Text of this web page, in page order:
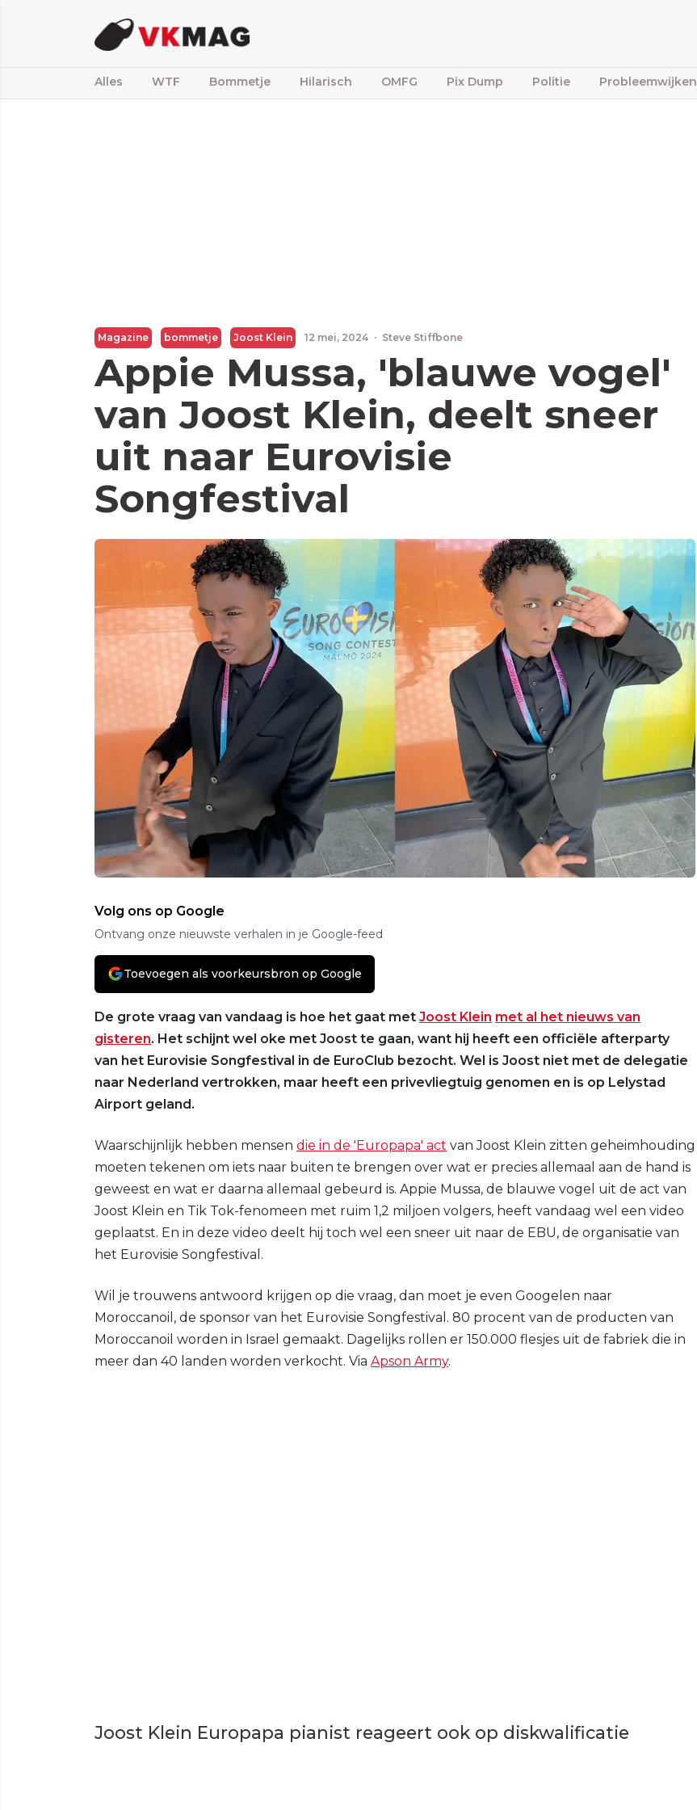
Alles WTF Bommetje Hilarisch OMFG Pix Dump Politie Probleemwijken
Magazine bommetje Joost Klein 12 mei, 2024 · Steve Stiffbone
Appie Mussa, 'blauwe vogel'
van Joost Klein, deelt sneer
uit naar Eurovisie
Songfestival
Volg ons op Google
Ontvang onze nieuwste verhalen in je Google-feed
Toevoegen als voorkeursbron op Google
De grote vraag van vandaag is hoe het gaat met Joost Klein met al het nieuws van
gisteren. Het schijnt wel oke met Joost te gaan, want hij heeft een officiële afterparty
van het Eurovisie Songfestival in de EuroClub bezocht. Wel is Joost niet met de delegatie
naar Nederland vertrokken, maar heeft een privevliegtuig genomen en is op Lelystad
Airport geland.
Waarschijnlijk hebben mensen die in de 'Europapa' act van Joost Klein zitten geheimhouding
moeten tekenen om iets naar buiten te brengen over wat er precies allemaal aan de hand is
geweest en wat er daarna allemaal gebeurd is. Appie Mussa, de blauwe vogel uit de act van
Joost Klein en Tik Tok-fenomeen met ruim 1,2 miljoen volgers, heeft vandaag wel een video
geplaatst. En in deze video deelt hij toch wel een sneer uit naar de EBU, de organisatie van
het Eurovisie Songfestival.
Wil je trouwens antwoord krijgen op die vraag, dan moet je even Googelen naar
Moroccanoil, de sponsor van het Eurovisie Songfestival. 80 procent van de producten van
Moroccanoil worden in Israel gemaakt. Dagelijks rollen er 150.000 flesjes uit de fabriek die in
meer dan 40 landen worden verkocht. Via Apson Army.
Joost Klein Europapa pianist reageert ook op diskwalificatie